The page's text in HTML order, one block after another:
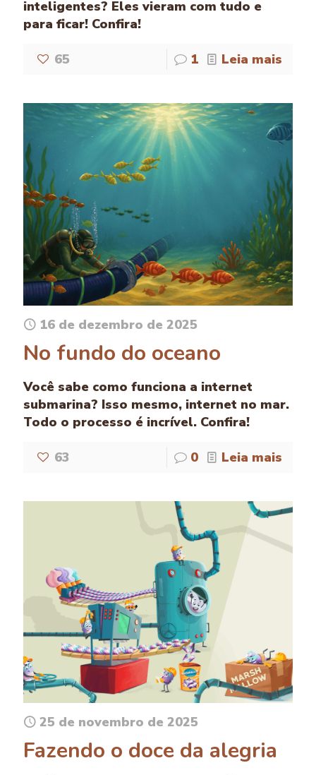
inteligentes? Eles vieram com tudo e
para ficar! Confira!
65 1 Leia mais
16 de dezembro de 2025
No fundo do oceano
Você sabe como funciona a internet
submarina? Isso mesmo, internet no mar.
Todo o processo é incrível. Confira!
63 0 Leia mais
25 de novembro de 2025
Fazendo o doce da alegria